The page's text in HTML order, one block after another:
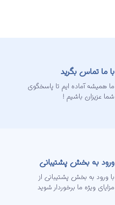
با ما تماس بگرید
ما همیشه آماده ایم تا پاسخگوی
شما عزیزان باشیم !
ورود به بخش پشتیبانی
با ورود به بخش پشتیبانی از
مزایای ویژه ما برخوردار شوید